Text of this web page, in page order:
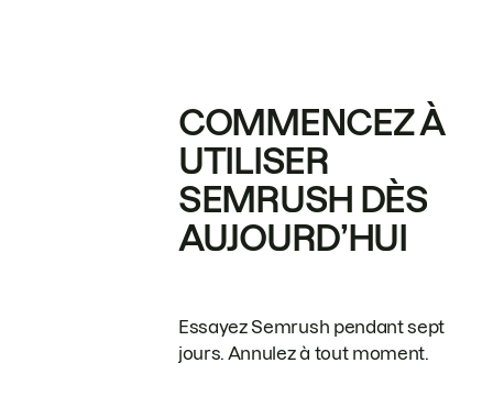
COMMENCEZ À
UTILISER
SEMRUSH DÈS
AUJOURD’HUI
Essayez Semrush pendant sept
jours. Annulez à tout moment.